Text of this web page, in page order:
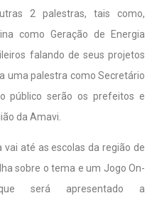
2 palestras, tais como,
como Geração de Energia
falando de seus projetos
uma palestra como Secretário
público serão os prefeitos e
da Amavi.
vai até as escolas da região de
sobre o tema e um Jogo On-
será apresentado a